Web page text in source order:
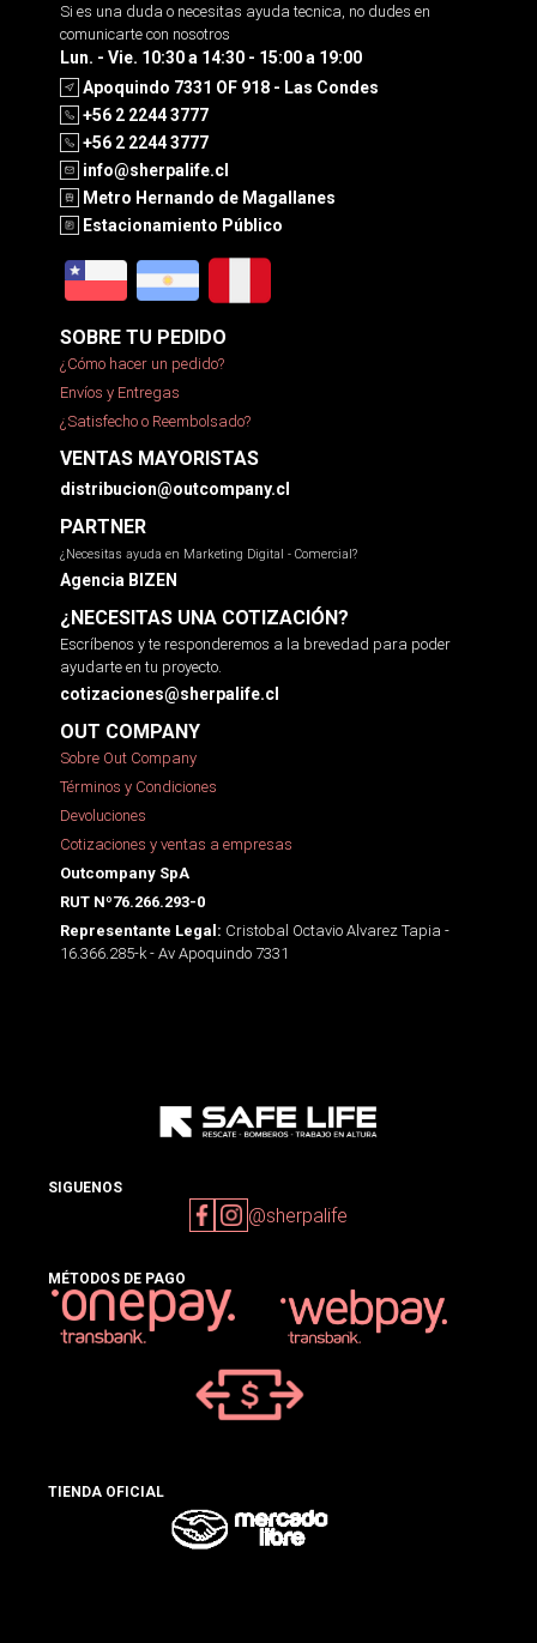
Si es una duda o necesitas ayuda tecnica, no dudes en
comunicarte con nosotros
Lun. - Vie. 10:30 a 14:30 - 15:00 a 19:00
Apoquindo 7331 OF 918 - Las Condes
+56 2 2244 3777
+56 2 2244 3777
info@sherpalife.cl
Metro Hernando de Magallanes
Estacionamiento Público
SOBRE TU PEDIDO
¿Cómo hacer un pedido?
Envíos y Entregas
¿Satisfecho o Reembolsado?
VENTAS MAYORISTAS
distribucion@outcompany.cl
PARTNER
¿Necesitas ayuda en Marketing Digital - Comercial?
Agencia BIZEN
¿NECESITAS UNA COTIZACIÓN?
Escríbenos y te responderemos a la brevedad para poder
ayudarte en tu proyecto.
cotizaciones@sherpalife.cl
OUT COMPANY
Sobre Out Company
Términos y Condiciones
Devoluciones
Cotizaciones y ventas a empresas
Outcompany SpA
RUT Nº76.266.293-0
Representante Legal: Cristobal Octavio Alvarez Tapia -
16.366.285-k - Av Apoquindo 7331
SIGUENOS
@sherpalife
MÉTODOS DE PAGO
TIENDA OFICIAL